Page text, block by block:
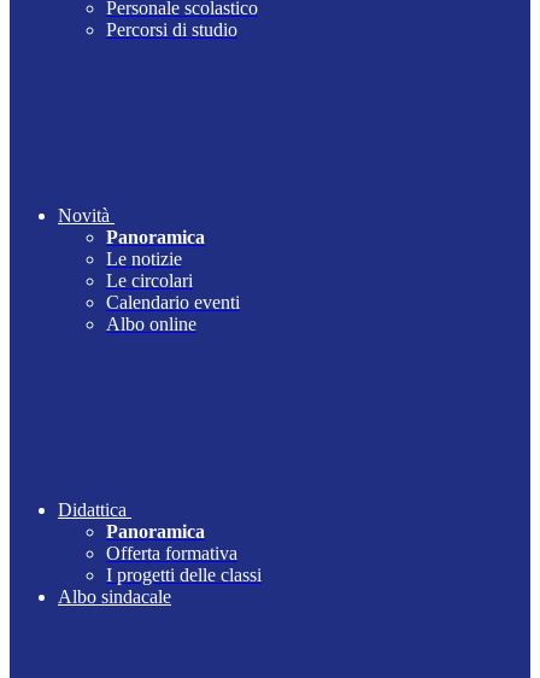
Personale scolastico
Percorsi di studio
Novità
Panoramica
Le notizie
Le circolari
Calendario eventi
Albo online
Didattica
Panoramica
Offerta formativa
I progetti delle classi
Albo sindacale